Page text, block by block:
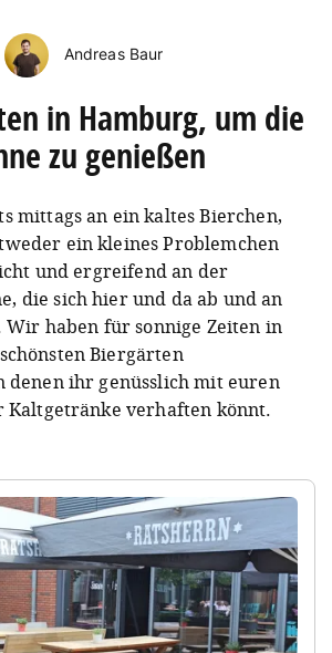
Andreas Baur
in Hamburg, um die
zu genießen
mittags an ein kaltes Bierchen,
ein kleines Problemchen
und ergreifend an der
die sich hier und da ab und an
Wir haben für sonnige Zeiten in
Biergärten
denen ihr genüsslich mit euren
Kaltgetränke verhaften könnt.